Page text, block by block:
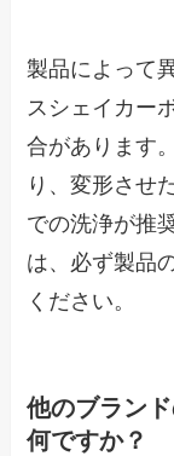
製品によって
スシェイカー
合があります
り、変形させ
での洗浄が推
は、必ず製品
ください。
他のブラン
何ですか？